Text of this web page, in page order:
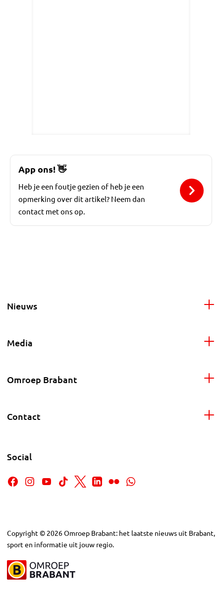
App ons!👋
Heb je een foutje gezien of heb je een
opmerking over dit artikel? Neem dan
contact met ons op.
Nieuws
Media
Omroep Brabant
Contact
Social
Copyright © 2026Omroep Brabant: het laatste nieuws uit Brabant,
sport en informatie uit jouw regio.